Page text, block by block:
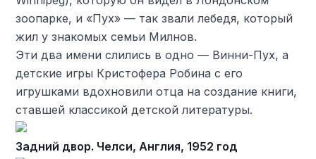
зоопарке, и «Пух» — так звали лебедя, который
жил у знакомых семьи Милнов.
Эти два имени слились в одно — Винни-Пух, а
детские игры Кристофера Робина с его
игрушками вдохновили отца на создание книги,
ставшей классикой детской литературы.
Задний двор. Челси, Англия, 1952 год